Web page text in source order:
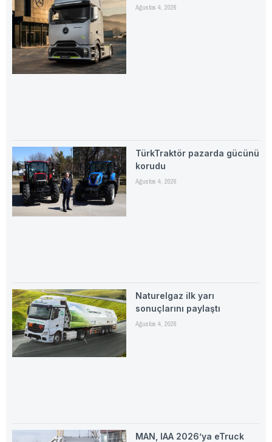
Ağustos 4, 2026
TürkTraktör pazarda gücünü
korudu
Ağustos 4, 2026
Naturelgaz ilk yarı
sonuçlarını paylaştı
Ağustos 4, 2026
MAN, IAA 2026’ya eTruck